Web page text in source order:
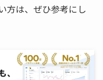
方は、ぜひ参考にし